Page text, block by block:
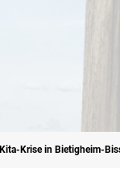
Kita-Krise in Bietigheim-